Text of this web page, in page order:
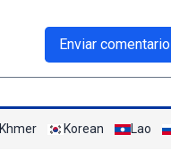
Enviar comentario
Khmer Korean Lao